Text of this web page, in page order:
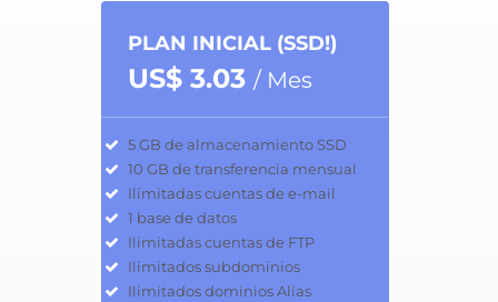
PLAN INICIAL (SSD!)
US$ 3.03 / Mes
5 GB de almacenamiento SSD
10 GB de transferencia mensual
Ilimitadas cuentas de e-mail
1 base de datos
Ilimitadas cuentas de FTP
Ilimitados subdominios
Ilimitados dominios Alias